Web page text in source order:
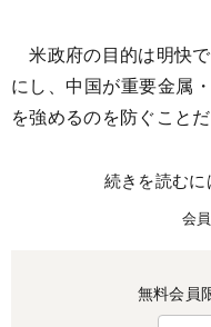
米政府の目的は明快
にし、中国が重要金属
を強めるのを防ぐことだ
続きを読むに
会
無料会員